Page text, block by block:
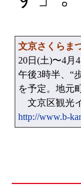
文京さくらま
20日(土)〜4月
午後3時半、“
を予定。地元
文京区観光
http://www.b-